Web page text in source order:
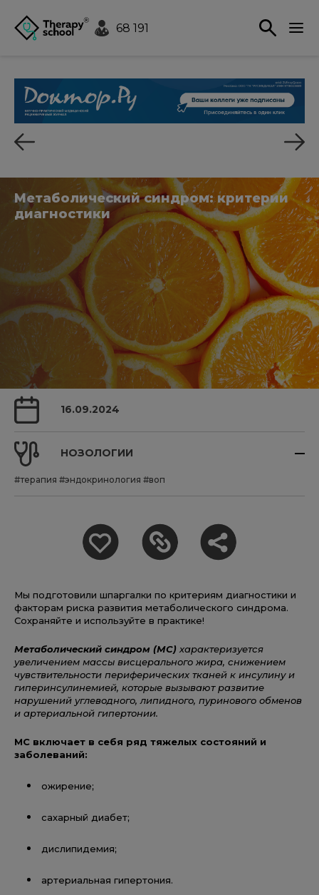
68 191
Метаболический синдром: критерии
диагностики
16.09.2024
НОЗОЛОГИИ
#терапия #эндокринология #воп
Мы подготовили шпаргалки по критериям диагностики и
факторам риска развития метаболического синдрома.
Сохраняйте и используйте в практике!
Метаболический синдром (МС) характеризуется
увеличением массы висцерального жира, снижением
чувствительности периферических тканей к инсулину и
гиперинсулинемией, которые вызывают развитие
нарушений углеводного, липидного, пуринового обменов
и артериальной гипертонии.
МС включает в себя ряд тяжелых состояний и
заболеваний:
ожирение;
сахарный диабет;
дислипидемия;
артериальная гипертония.